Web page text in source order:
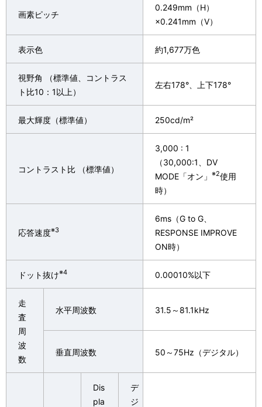
画素ピッチ
0.249mm（H）
×0.241mm（V）
表示色 約1,677万色
視野角 （標準値、コントラス
ト比10：1以上）
左右178°、上下178°
最大輝度（標準値） 250cd/m²
コントラスト比 （標準値）
3,000 : 1
（30,000:1、DV
MODE「オン」 ※2使用
時）
応答速度※3
6ms（G to G、
RESPONSE IMPROVE
ON時）
ドット抜け※4 0.00010%以下
走
査
周
波
数
水平周波数 31.5～81.1kHz
垂直周波数 50～75Hz（デジタル）
Dis
pla
デ
ジ